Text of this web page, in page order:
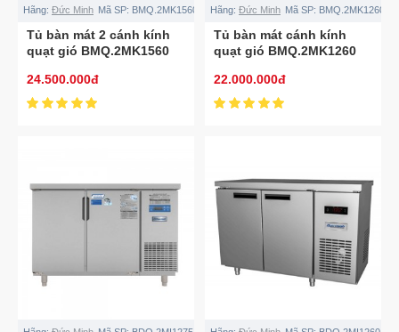
Hãng: Đức Minh Mã SP: BMQ.2MK1560
Tủ bàn mát 2 cánh kính
quạt gió BMQ.2MK1560
24.500.000đ
Hãng: Đức Minh Mã SP: BMQ.2MK1260
Tủ bàn mát cánh kính
quạt gió BMQ.2MK1260
22.000.000đ